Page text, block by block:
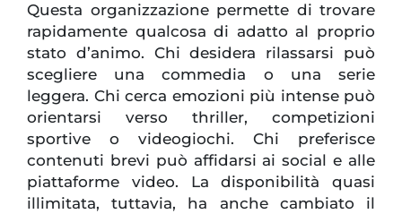
Questa organizzazione permette di trovare
rapidamente qualcosa di adatto al proprio
stato d’animo. Chi desidera rilassarsi può
scegliere una commedia o una serie
leggera. Chi cerca emozioni più intense può
orientarsi verso thriller, competizioni
sportive o videogiochi. Chi preferisce
contenuti brevi può affidarsi ai social e alle
piattaforme video. La disponibilità quasi
illimitata, tuttavia, ha anche cambiato il